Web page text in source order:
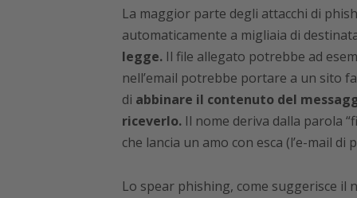
La maggior parte degli attacchi di
automaticamente a migliaia di
legge.Il file allegato potrebbe ad
nell’email potrebbe portare a un sito
di abbinare il contenuto del
riceverlo.Il nome deriva dalla parola
che lancia un amo con esca (l’e-mail
Lo spear phishing, come suggerisce il